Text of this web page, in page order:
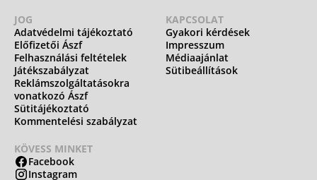
JOG
Adatvédelmi tájékoztató
Előfizetői Ászf
Felhasználási feltételek
Játékszabályzat
Reklámszolgáltatásokra
vonatkozó Ászf
Sütitájékoztató
Kommentelési szabályzat
KAPCSOLAT
Gyakori kérdések
Impresszum
Médiaajánlat
Sütibeállítások
KÖVESS MINKET
Facebook
Instagram